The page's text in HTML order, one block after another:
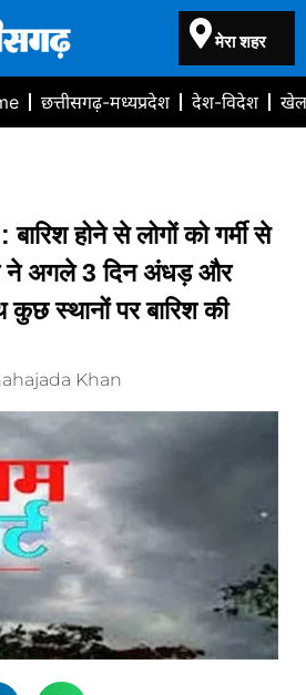
मेरा शहर
छत्तीसगढ़-मध्यप्रदेश देश-विदेश
बारिश होने से लोगों को गर्मी से
ने अगले 3 दिन अंधड़ और
स्थानों पर बारिश की
Khan